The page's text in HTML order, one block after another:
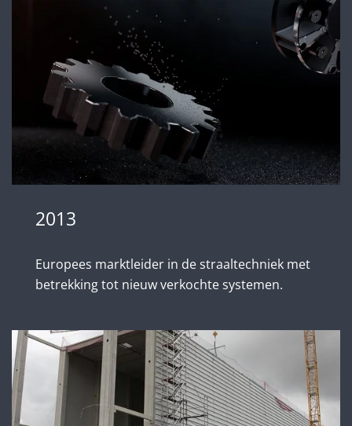
2013
Europees marktleider in de straaltechniek met
betrekking tot nieuw verkochte systemen.